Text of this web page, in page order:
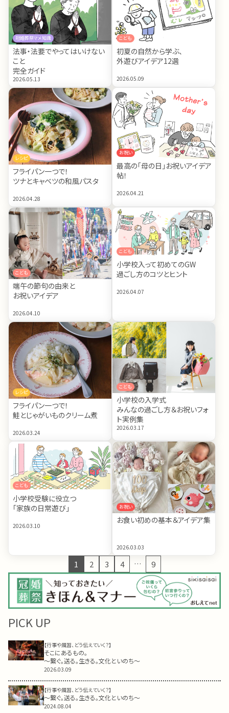
冠婚葬祭マメ知識
法事・法要でやってはいけない
こと
完全ガイド
2026.05.13
こども
初夏の自然から学ぶ、
外遊びアイデア12選
2026.05.09
レシピ
フライパン一つで！
ツナとキャベツの和風パスタ
2026.04.28
お祝い
最高の「母の日」お祝いアイデア
帖！
2026.04.21
こども
端午の節句の由来と
お祝いアイデア
2026.04.10
こども
小学校入って初めてのGW
過ごし方のコツとヒント
2026.04.07
レシピ
フライパン一つで！
鮭とじゃがいものクリーム煮
2026.03.24
こども
小学校の入学式
みんなの過ごし方＆お祝いフォ
ト実例集
2026.03.17
こども
小学校受験に役立つ
「家族の日常遊び」
2026.03.10
お祝い
お食い初めの基本＆アイデア集
2026.03.03
1 2 3 4 … 9
PICK UP
【行事や風習、どう伝えていく？】
そこにあるもの。
～繋ぐ。送る。生きる。文化といのち～
2026.03.09
【行事や風習、どう伝えていく？】
～繋ぐ。送る。生きる。文化といのち～
2024.08.04